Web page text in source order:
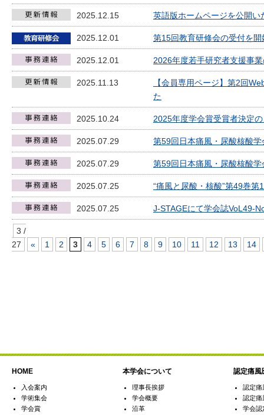
2025.12.15 英語版ホームページを公開い
2025.12.01 第15回教育研修会の受付を開
2025.12.01 2026年度若手研究者支援事
2025.11.13
【会員専用ページ】第2回
た
2025.10.24 2025年度学会賞受賞者決定
2025.07.29 第59回日本痛風・尿酸核酸
2025.07.29 第59回日本痛風・尿酸核酸
2025.07.25 “痛風と尿酸・核酸”第49巻第
2025.07.25 J-STAGEにて学会誌VoL49-
3 /
27
« 1 2 3 4 5 6 7 8 9 10 11 12 13 14
HOME
入会案内
学術集会
学会賞
本学会について
理事長挨拶
学会概要
沿革
認定痛風
認定痛
認定痛
学会認